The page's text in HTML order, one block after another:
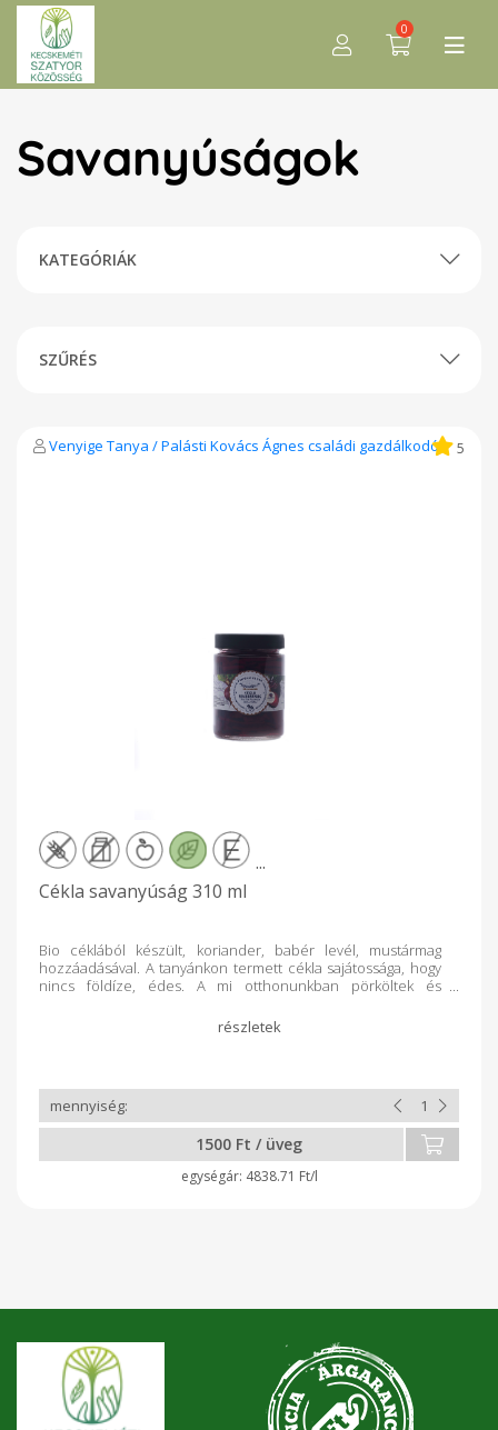
0
Savanyúságok
KATEGÓRIÁK
SZŰRÉS
Venyige Tanya / Palásti Kovács Ágnes családi gazdálkodó 5
...
Cékla savanyúság 310 ml
Bio céklából készült, koriander, babér levél, mustármag
hozzáadásával. A tanyánkon termett cékla sajátossága, hogy
nincs földíze, édes. A mi otthonunkban pörköltek és
1500 Ft / üveg
4838.71 Ft/l